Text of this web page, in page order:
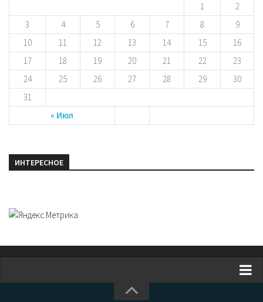
« Июл
1
2
3
4 5 6 7 8
9
10
11 12 13 14 15
16
17
18 19 20 21 22
23
24
25 26 27 28 29
30
31
ИНТЕРЕСНОЕ